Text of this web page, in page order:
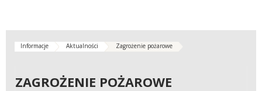
Informacje Aktualności Zagrożenie pożarowe
ZAGROŻENIE POŻAROWE